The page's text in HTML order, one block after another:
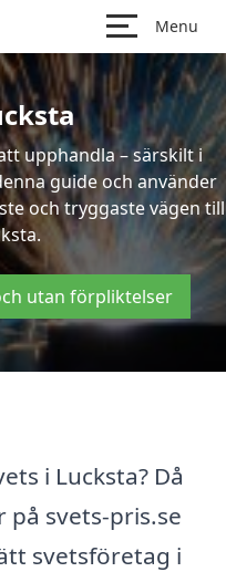
Menu
upphandla – särskilt i
guide och använder
och tryggaste vägen till
utan förpliktelser
i Lucksta? Då
svets-pris.se
svetsföretag i